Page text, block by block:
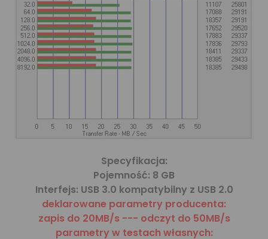
Specyfikacja:
Pojemność: 8 GB
Interfejs: USB 3.0 kompatybilny z USB 2.0
deklarowane parametry producenta:
zapis do 20MB/s --- odczyt do 50MB/s
parametry w testach własnych: